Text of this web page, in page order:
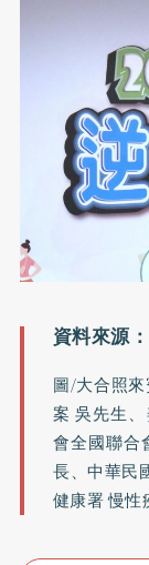
圖/大合照
案 吳先生
會全國聯合
長、中華民
健康署 慢性